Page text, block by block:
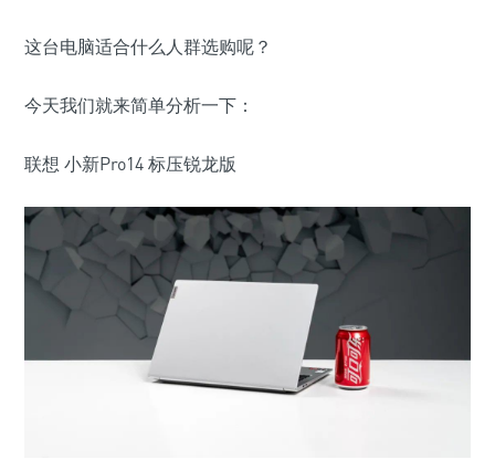
这台电脑适合什么人群选购呢？
今天我们就来简单分析一下：
联想 小新Pro14 标压锐龙版